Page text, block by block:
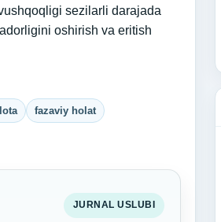
sezilarli darajada
oshirish va eritish
fazaviy holat
JURNAL USLUBI